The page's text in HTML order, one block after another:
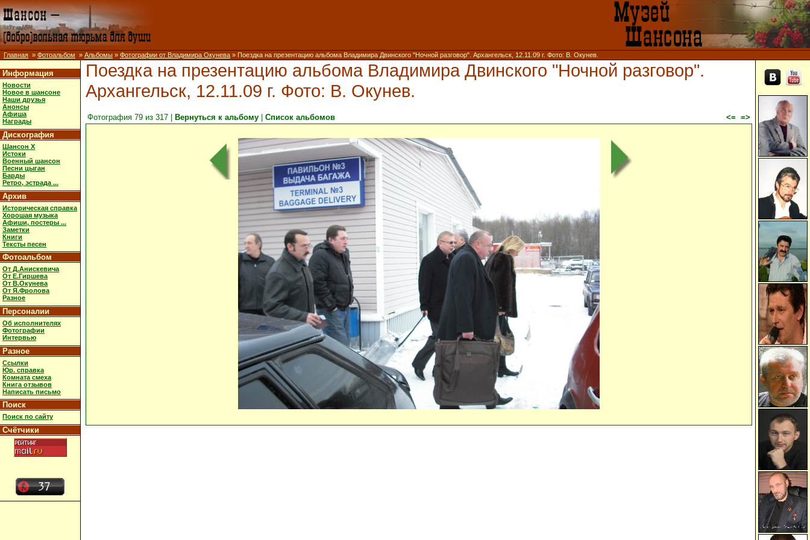
Главная » Фотоальбом » Альбомы » Фотографии от Владимира Окунева » Поездка на презентацию альбома Владимира Двинского "Ночной разговор". Архангельск, 12.11.09 г. Фото: В. Окунев.
Информация
Новости
Новое в шансоне
Наши друзья
Анонсы
Афиша
Награды
Дискография
Шансон X
Истоки
Военный шансон
Песни цыган
Барды
Ретро, эстрада ...
Архив
Историческая справка
Хорошая музыка
Афиши, постеры ...
Заметки
Книги
Тексты песен
Фотоальбом
От Д.Анискевича
От Е.Гиршева
От В.Окунева
От Я.Фролова
Разное
Персоналии
Об исполнителях
Фотографии
Интервью
Разное
Ссылки
Юр. справка
Комната смеха
Книга отзывов
Написать письмо
Поиск
Поиск по сайту
Счётчики
Поездка на презентацию альбома Владимира Двинского "Ночной разговор".
Архангельск, 12.11.09 г. Фото: В. Окунев.
Фотография 79 из 317 | Вернуться к альбому Список альбомов <= =>